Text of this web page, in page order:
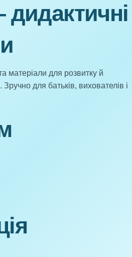
матеріали для розвитку й
для батьків, вихователів і